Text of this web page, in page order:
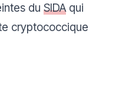
du SIDAqui
cryptococcique